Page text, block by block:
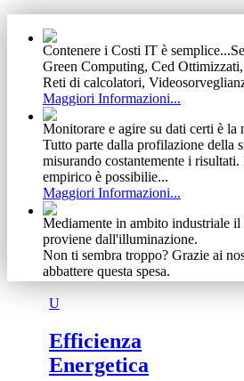
Contenere i Costi IT è
Green Computing, Ced
Reti di calcolatori,
Maggiori Informazioni...
Monitorare e agire su dati certi è la
Tutto parte dalla profilazione della
misurando costantemente i
empirico è possibilie...
Maggiori Informazioni...
Mediamente in ambito industriale il
proviene dall'illuminazione.
Non ti sembra troppo? Grazie ai
abbattere questa spesa.
Se ti abbiamo incuriosito, guarda
ottenere ad investimento zero.
Maggiori Informazioni...
U
Efficienza
Energetica